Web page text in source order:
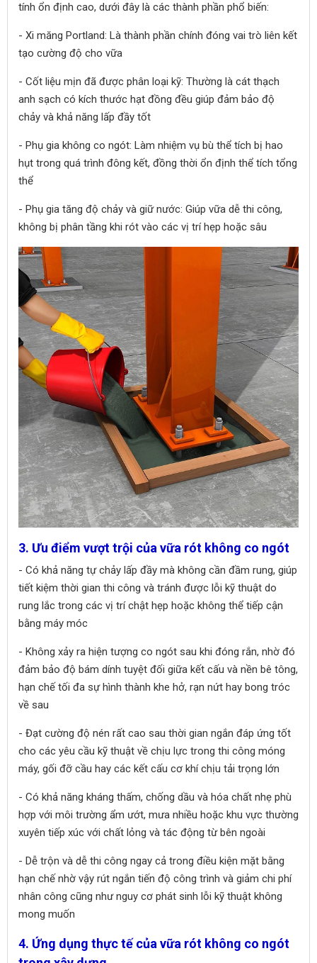
tính ổn định cao, dưới đây là các thành phần phổ biến:
- Xi măng Portland: Là thành phần chính đóng vai trò liên kết
tạo cường độ cho vữa
- Cốt liệu mịn đã được phân loại kỹ: Thường là cát thạch
anh sạch có kích thước hạt đồng đều giúp đảm bảo độ
chảy và khả năng lấp đầy tốt
- Phụ gia không co ngót: Làm nhiệm vụ bù thể tích bị hao
hụt trong quá trình đông kết, đồng thời ổn định thể tích tổng
thể
- Phụ gia tăng độ chảy và giữ nước: Giúp vữa dễ thi công,
không bị phân tầng khi rót vào các vị trí hẹp hoặc sâu
3. Ưu điểm vượt trội của vữa rót không co ngót
- Có khả năng tự chảy lấp đầy mà không cần đầm rung, giúp
tiết kiệm thời gian thi công và tránh được lỗi kỹ thuật do
rung lắc trong các vị trí chật hẹp hoặc không thể tiếp cận
bằng máy móc
- Không xảy ra hiện tượng co ngót sau khi đóng rắn, nhờ đó
đảm bảo độ bám dính tuyệt đối giữa kết cấu và nền bê tông,
hạn chế tối đa sự hình thành khe hở, rạn nứt hay bong tróc
về sau
- Đạt cường độ nén rất cao sau thời gian ngắn đáp ứng tốt
cho các yêu cầu kỹ thuật về chịu lực trong thi công móng
máy, gối đỡ cầu hay các kết cấu cơ khí chịu tải trọng lớn
- Có khả năng kháng thấm, chống dầu và hóa chất nhẹ phù
hợp với môi trường ẩm ướt, mưa nhiều hoặc khu vực thường
xuyên tiếp xúc với chất lỏng và tác động từ bên ngoài
- Dễ trộn và dễ thi công ngay cả trong điều kiện mặt bằng
hạn chế nhờ vậy rút ngắn tiến độ công trình và giảm chi phí
nhân công cũng như nguy cơ phát sinh lỗi kỹ thuật không
mong muốn
4. Ứng dụng thực tế của vữa rót không co ngót